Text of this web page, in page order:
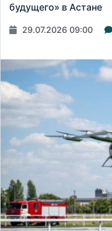
будущего» в Астане
29.07.2026 09:00